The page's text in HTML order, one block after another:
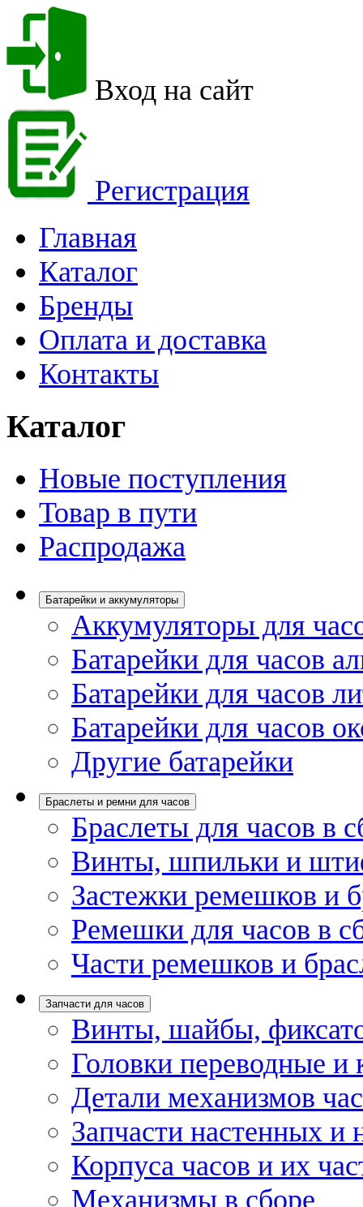
Вход на сайт
Регистрация
Главная
Каталог
Бренды
Оплата и доставка
Контакты
Каталог
Новые поступления
Товар в пути
Распродажа
Батарейки и аккумуляторы
Аккумуляторы для
Батарейки для часов
Батарейки для часов
Батарейки для часов
Другие батарейки
Браслеты и ремни для часов
Браслеты для часов в
Винты, шпильки и
Застежки ремешков и
Ремешки для часов в
Части ремешков и
Запчасти для часов
Винты, шайбы,
Головки переводные и
Детали механизмов
Запчасти настенных и
Корпуса часов и их
Механизмы в сборе